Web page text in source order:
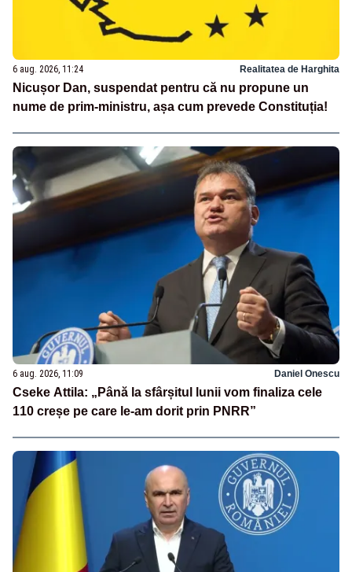
6 aug. 2026, 11:24 Realitatea de Harghita
Nicușor Dan, suspendat pentru că nu propune un
nume de prim-ministru, așa cum prevede Constituția!
6 aug. 2026, 11:09 Daniel Onescu
Cseke Attila: „Până la sfârșitul lunii vom finaliza cele
110 creșe pe care le-am dorit prin PNRR”